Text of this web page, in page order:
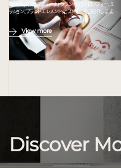
ARIAFINA(アリアフィーナ) ブランドのフィロソフィー、ミ
ッション、ブランドエレメント、ヒストリーをご紹介します。
View more
Discover